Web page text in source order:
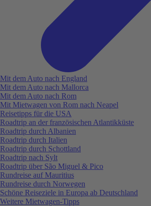
Mit dem Auto nach England
Mit dem Auto nach Mallorca
Mit dem Auto nach Rom
Mit Mietwagen von Rom nach Neapel
Reisetipps für die USA
Roadtrip an der französischen Atlantikküste
Roadtrip durch Albanien
Roadtrip durch Italien
Roadtrip durch Schottland
Roadtrip nach Sylt
Roadtrip über São Miguel & Pico
Rundreise auf Mauritius
Rundreise durch Norwegen
Schöne Reiseziele in Europa ab Deutschland
Weitere Mietwagen-Tipps